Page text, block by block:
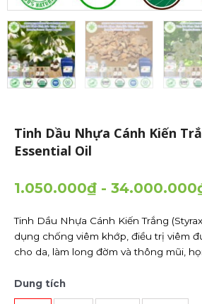
Tinh Dầu Nhựa Cánh Kiến
Essential Oil
1.050.000₫ - 34.000.000
Tinh Dầu Nhựa Cánh Kiến Trắng
dụng chống viêm khớp, điều trị viêm
cho da, làm long đờm và thông mũi,
Dung tích
Tinh
Dầu